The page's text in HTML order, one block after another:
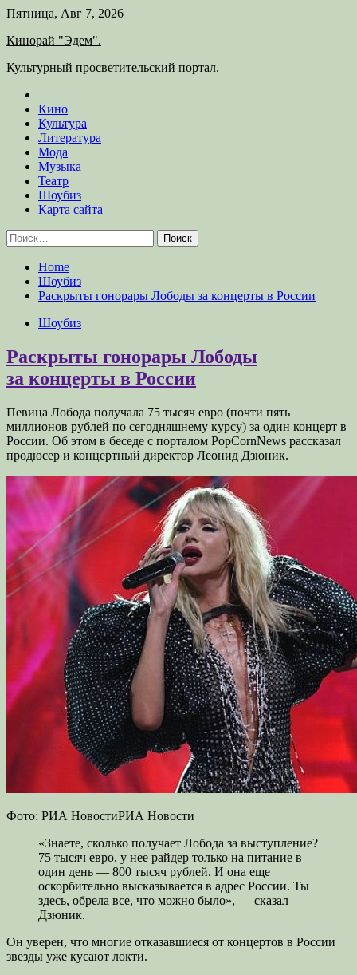
Skip
content
Пятница, Авг 7, 2026
Кинорай "Эдем".
Культурный просветительский портал.
Кино
Культура
Литература
Мода
Музыка
Театр
Шоубиз
Карта сайта
Найти:
Home
Шоубиз
Раскрыты гонорары Лободы за концерты в России
Шоубиз
Раскрыты гонорары Лободы
за концерты в России
Певица Лобода получала 75 тысяч евро (почти пять
миллионов рублей по сегодняшнему курсу) за один концерт в
России. Об этом в беседе с порталом PopCornNews рассказал
продюсер и концертный директор Леонид Дзюник.
Фото: РИА НовостиРИА Новости
«Знаете, сколько получает Лобода за выступление?
75 тысяч евро, у нее райдер только на питание в
один день — 800 тысяч рублей. И она еще
оскорбительно высказывается в адрес России. Ты
здесь, обрела все, что можно было», — сказал
Дзюник.
Он уверен, что многие отказавшиеся от концертов в России
звезды уже кусают локти.